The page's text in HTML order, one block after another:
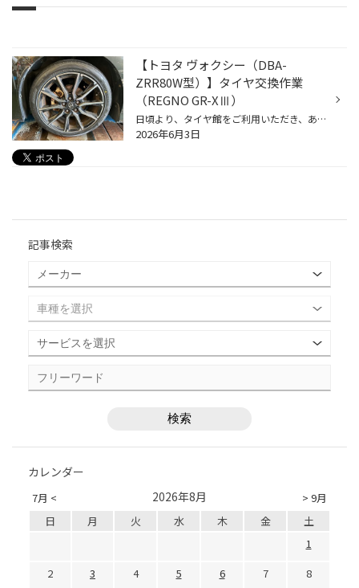
【トヨタ ヴォクシー（DBA-
ZRR80W型）】タイヤ交換作業
（REGNO GR-XⅢ）
日頃より、タイヤ館をご利用いただき、ありがとうございます。 さて、当店と同じチェーン店の近隣タイヤ館店舗で作業いたしましたタイヤ交換をご紹介します。 （WEB掲載をご快諾いただきましたお客様！大変感謝しております。 いつもご愛顧いただき誠にありがとうございます！！） おクルマ：トヨタ...
2026年6月3日
記事検索
カレンダー
7月 < > 9月
2026年8月
日 月 火 水 木 金
土
1
2
3 4 5 6 7
8